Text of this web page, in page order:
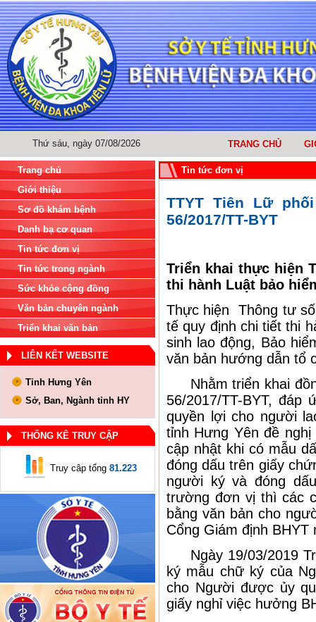
Thứ sáu, ngày 07/08/2026 TRANG CHỦ
Trang chủ
Giới thiệu
Sơ đồ khám bệnh
Danh bạ cơ quan
Tin tức đơn vị
Tin tức trong ngành
Sức khỏe cộng đồng
Văn bản chuyên ngành
Triển khai văn bản
LIÊN KẾT WEBSITE
Tỉnh Hưng Yên
Sở, Ban, Ngành tỉnh HY
THỐNG KÊ TRUY CẬP
Truy câp tổng 81.223
Tin tức đơn vị
TTYT Tiên Lữ
56/2017/TT-BYT
Triển khai thực hiện
thi hành Luật bảo
Thực hiện Thông tư
tế quy định chi tiết thi
sinh lao động, Bảo
văn bản hướng dẫn tổ
Nhằm triển khai
56/2017/TT-BYT, đáp
quyền lợi cho người
tỉnh Hưng Yên đề
cập nhật khi có mẫu
đóng dấu trên giấy
người ký và đóng
trường đơn vị thì các
bằng văn bản cho
Cổng Giám định
Ngày 19/03/2019
ký mẫu chữ ký của
cho Người được ủy
giấy nghỉ việc hưởng